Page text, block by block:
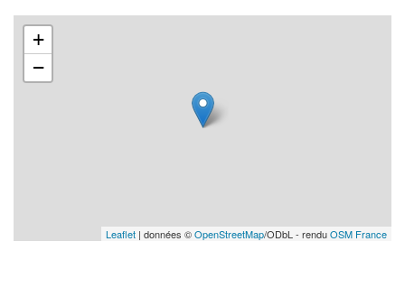
+
−
Leaflet | données ©OpenStreetMap/ODbL - renduOSM France